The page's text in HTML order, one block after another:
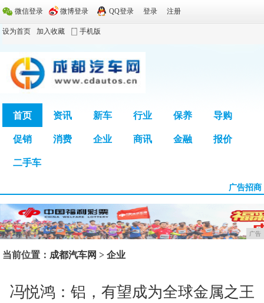
微信登录 微博登录 QQ登录 登录 注册
设为首页 加入收藏 手机版
首页 资讯 新车 行业 保养 导购
促销 消费 企业 商讯 金融 报价
二手车
广告招商
广告
当前位置： 成都汽车网 >企业
冯悦鸿：铝，有望成为全球金属之王